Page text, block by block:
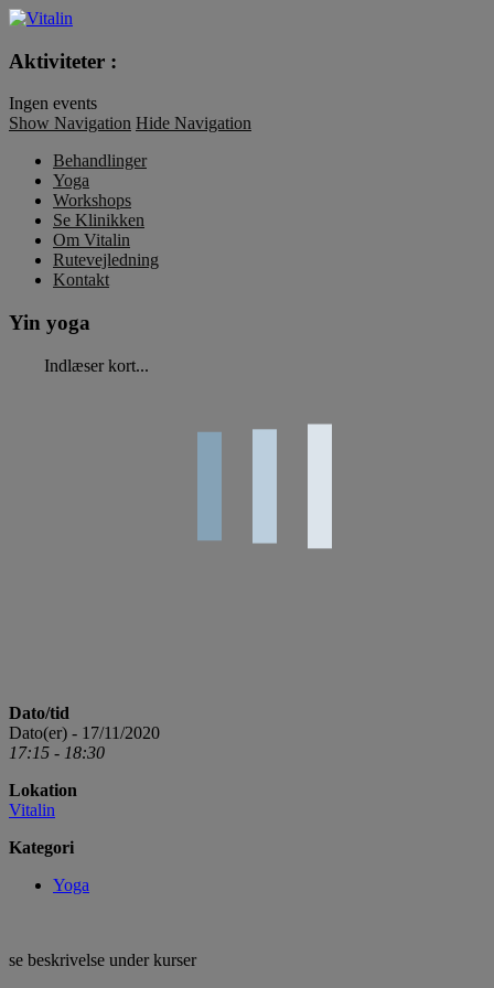
Aktiviteter :
Ingen events
Show Navigation Hide Navigation
Behandlinger
Yoga
Workshops
Se Klinikken
Om Vitalin
Rutevejledning
Kontakt
Yin yoga
Indlæser kort...
Dato/tid
Dato(er) - 17/11/2020
17:15 - 18:30
Lokation
Vitalin
Kategori
Yoga
se beskrivelse under kurser